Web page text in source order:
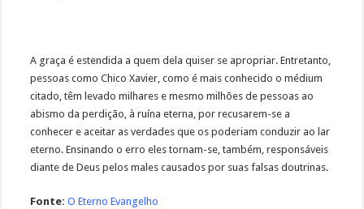
A graça é estendida a quem dela quiser se apropriar. Entretanto,
pessoas como Chico Xavier, como é mais conhecido o médium
citado, têm levado milhares e mesmo milhões de pessoas ao
abismo da perdição, à ruína eterna, por recusarem-se a
conhecer e aceitar as verdades que os poderiam conduzir ao lar
eterno. Ensinando o erro eles tornam-se, também, responsáveis
diante de Deus pelos males causados por suas falsas doutrinas.
Fonte:O Eterno Evangelho